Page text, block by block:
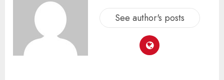
See author's posts